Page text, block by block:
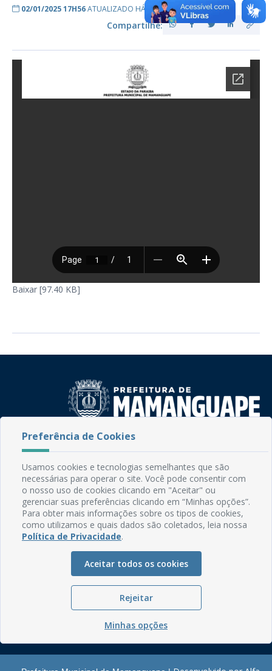
02/01/2025 17H56ATUALIZADO HÁ 2 ANOS ATRÁS
Compartilhe:
Baixar [97.40 KB]
Fone: (83) 3292-2246
Email: comunicacao@mamanguape.pb.gov.br
Expediente: Segunda à Sexta, das 08h às 13h
Mapa do Site
Perguntas frequentes
Manual de Navegação
Glossário
Ouvidoria
Política de Privacidade
Preferência de Cookies
Usamos cookies e tecnologias semelhantes que são
necessárias para operar o site. Você pode consentir com
o nosso uso de cookies clicando em "Aceitar" ou
gerenciar suas preferências clicando em “Minhas opções”.
Para obter mais informações sobre os tipos de cookies,
como utilizamos e quais dados são coletados, leia nossa
Política de Privacidade.
Aceitar todos os cookies
Rejeitar
Minhas opções